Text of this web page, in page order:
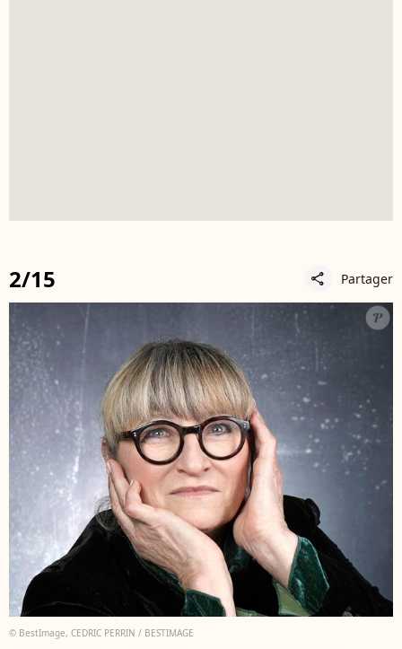
2/15 share Partager
© BestImage, CEDRIC PERRIN / BESTIMAGE